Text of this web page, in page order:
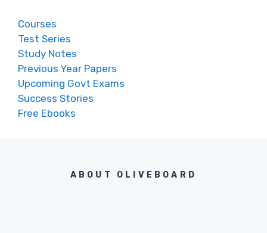
Courses
Test Series
Study Notes
Previous Year Papers
Upcoming Govt Exams
Success Stories
Free Ebooks
ABOUT OLIVEBOARD